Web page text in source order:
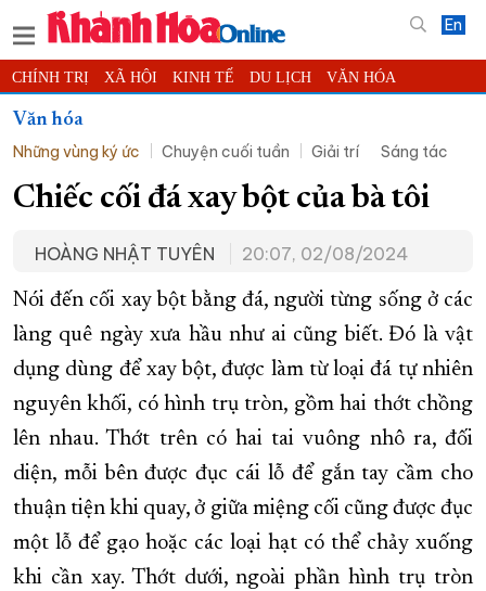
En
CHÍNH TRỊ XÃ HỘI KINH TẾ DU LỊCH VĂN HÓA
THỂ THAO
KHOA HỌC - CÔNG NGHỆ PHÁP LUẬT BẠN ĐỌC PHÓNG SỰ
THẾ GIỚI MULTIMEDIA VIDEO ĐỌC BÁO ONLINE
QUY HOẠCH TỈNH KHÁNH HÒA
TRƯỜNG SA BIỂN ĐẢO QUÊ HƯƠNG
CHUNG TAY CẢI CÁCH HÀNH CHÍNH
XÂY DỰNG NÔNG THÔN MỚI LỊCH CẮT ĐIỆN
TÀU - XE - MÁY BAY
KỶ NIỆM 370 NĂM XÂY DỰNG VÀ PHÁT TRIỂN TỈNH KHÁNH HÒA
KHOẢNH KHẮC ĐẸP XỨ TRẦM
XÂY DỰNG KHÁNH HÒA TRỞ THÀNH THÀNH PHỐ TRỰC THUỘC
ĐẠI HỘI ĐẢNG CÁC CẤP TRANG CHỦ VỀ BÁO KHÁNH HÒA
Văn hóa
Những vùng ký ức
Chuyện cuối tuần Giải trí Sáng tác
Chiếc cối đá xay bột của bà tôi
HOÀNG NHẬT TUYÊN 20:07, 02/08/2024
Nói đến cối xay bột bằng đá, người từng sống ở các
làng quê ngày xưa hầu như ai cũng biết. Đó là vật
dụng dùng để xay bột, được làm từ loại đá tự nhiên
nguyên khối, có hình trụ tròn, gồm hai thớt chồng
lên nhau. Thớt trên có hai tai vuông nhô ra, đối
diện, mỗi bên được đục cái lỗ để gắn tay cầm cho
thuận tiện khi quay, ở giữa miệng cối cũng được đục
một lỗ để gạo hoặc các loại hạt có thể chảy xuống
khi cần xay. Thớt dưới, ngoài phần hình trụ tròn